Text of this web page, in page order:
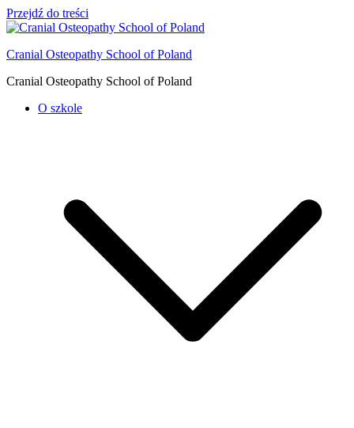
Przejdź do treści
Cranial Osteopathy School of Poland
Cranial Osteopathy School of Poland
O szkole